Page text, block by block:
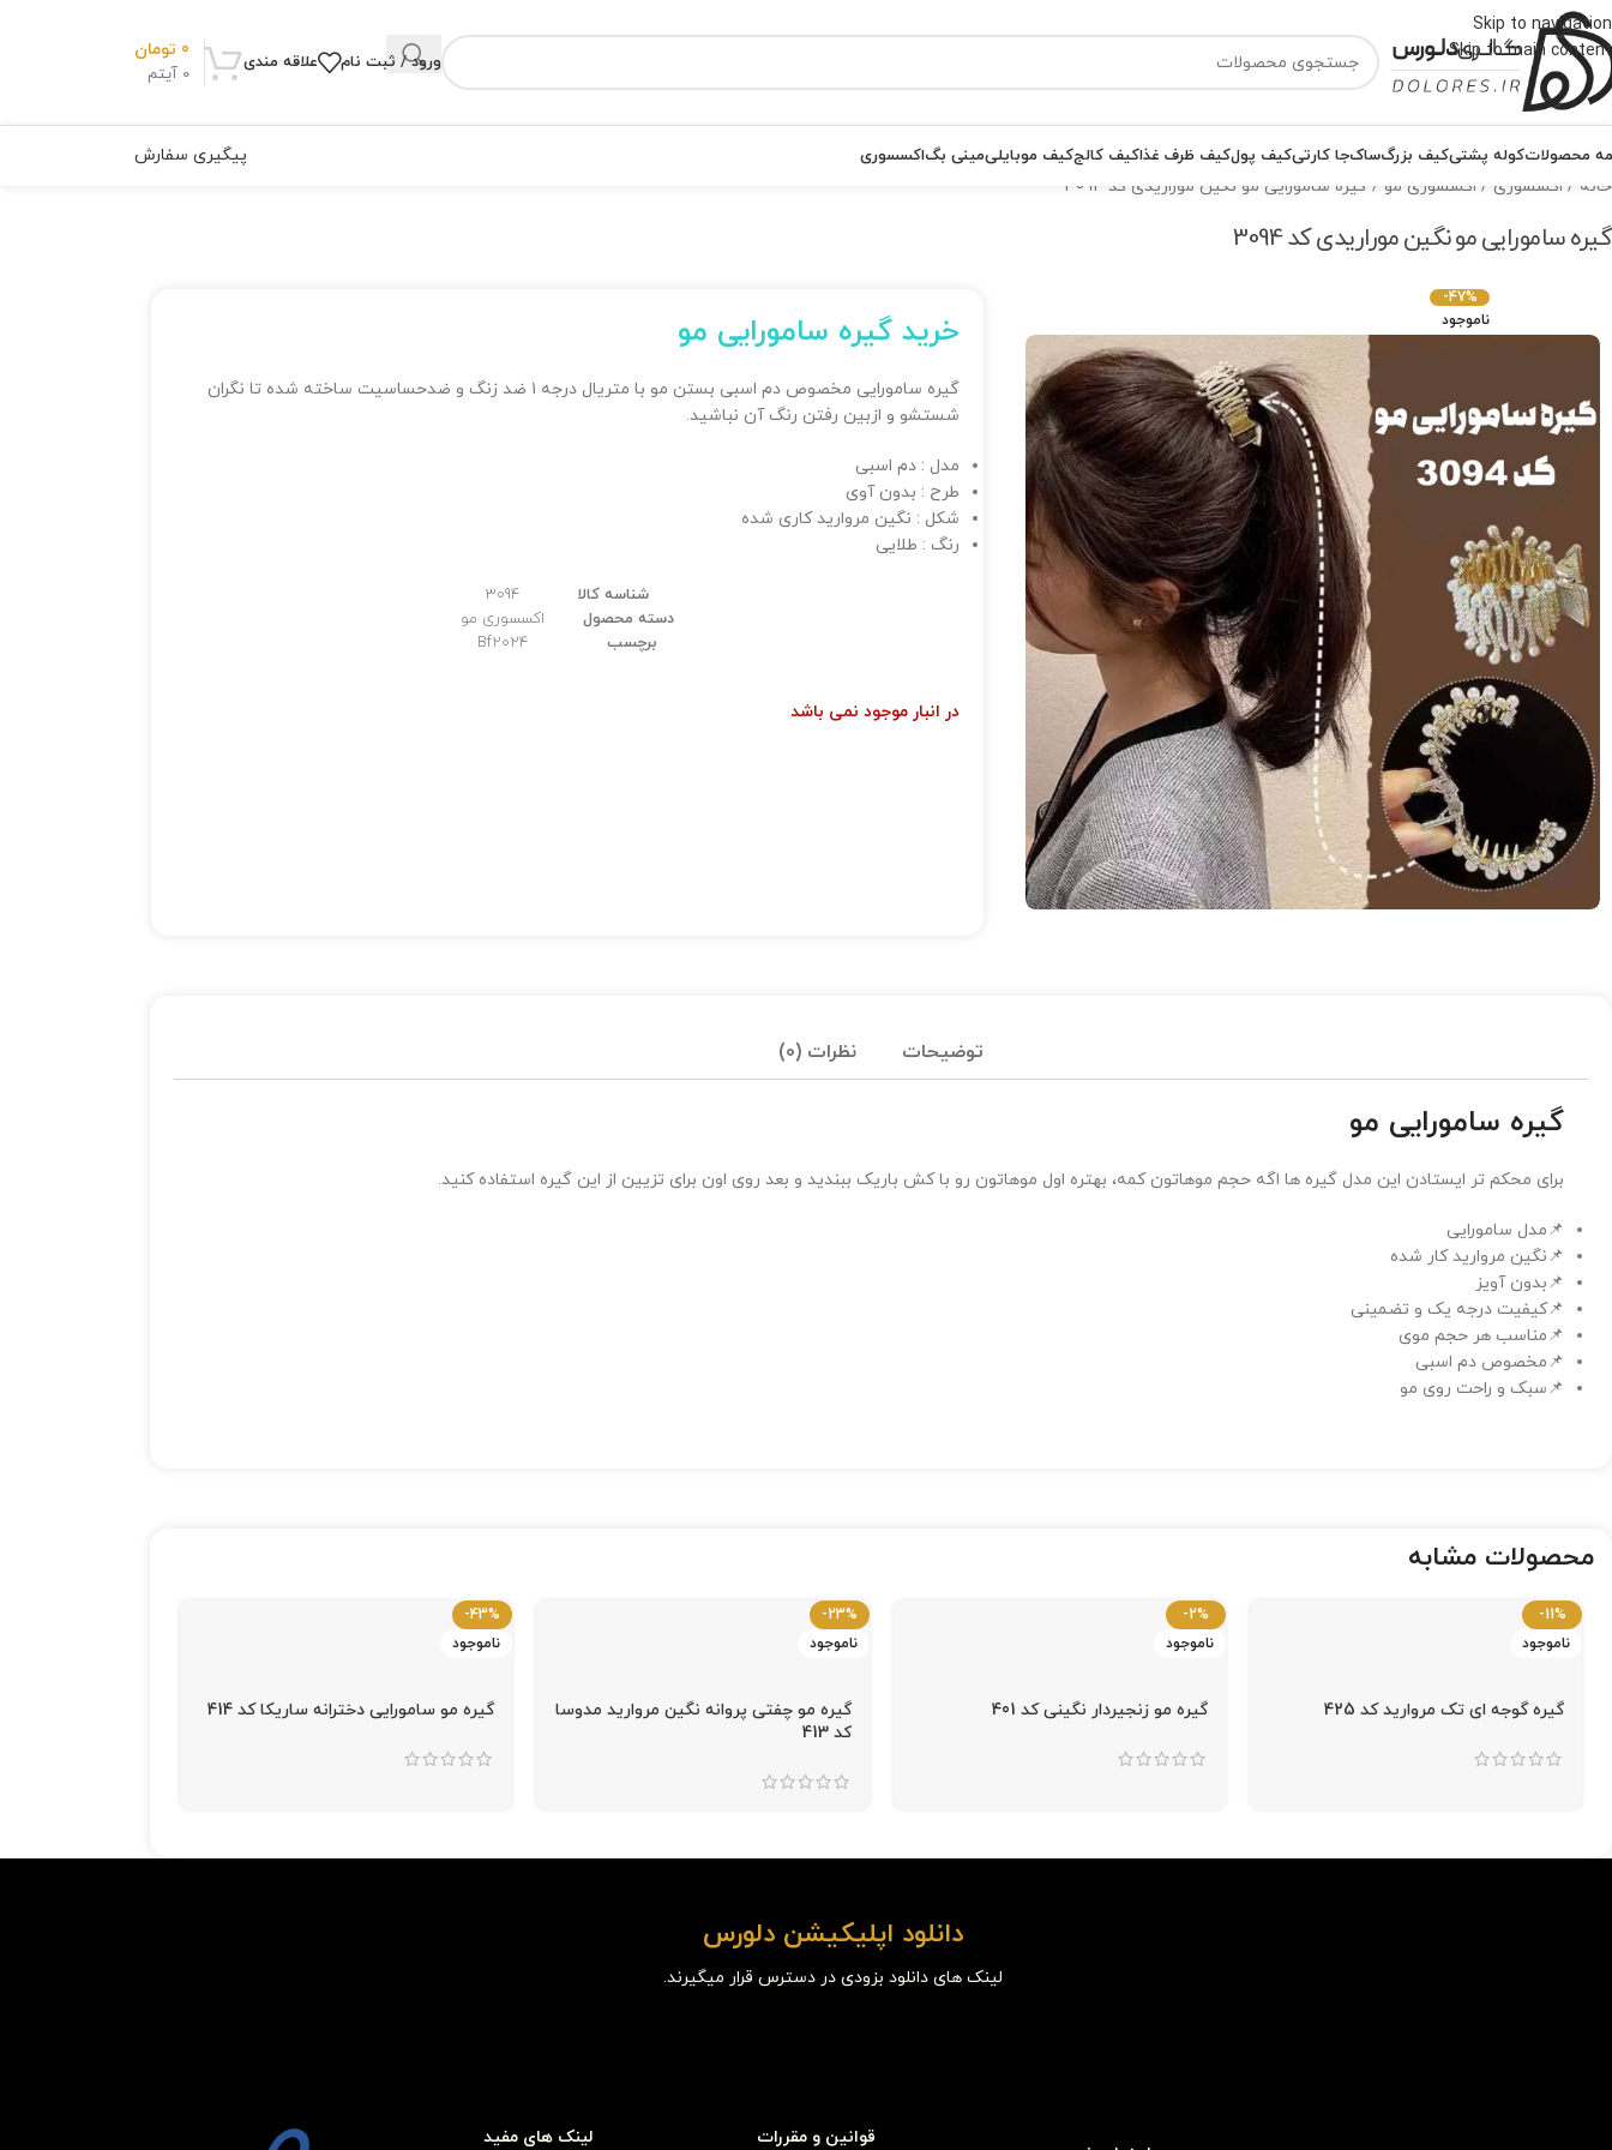
Skip to navigation
Skip to main content
ورود / ثبت نام علاقه مندی
0 آیتم
0 تومان
محصولاتکوله پشتیکیف بزرگساکجا کارتیکیف پولکیف ظرف غذاکیف کالجکیف موبایلیمینی بگاکسسوری
پیگیری سفارش
خانه
اکسسوری اکسسوری مو گیره سامورایی مو نگین موراریدی کد 3094
گیره سامورایی مو نگین موراریدی کد 3094
-47%
ناموجود
خرید گیره سامورایی مو
گیره سامورایی مخصوص دم اسبی بستن مو با متریال درجه ۱ ضد زنگ و ضدحساسیت ساخته شده تا نگران
شستشو و ازبین رفتن رنگ آن نباشید.
مدل : دم اسبی
طرح : بدون آوی
شکل : نگین مروارید کاری شده
رنگ : طلایی
شناسه کالا
3094
دسته محصول
اکسسوری مو
برچسب
Bf2024
در انبار موجود نمی باشد
توضیحات نظرات (0)
گیره سامورایی مو
برای محکم تر ایستادن این مدل گیره ها اگه حجم موهاتون کمه، بهتره اول موهاتون رو با کش باریک ببندید و بعد روی اون برای تزیین از این گیره استفاده کنید.
📌مدل سامورایی
📌نگین مروارید کار شده
📌بدون آویز
📌کیفیت درجه یک و تضمینی
📌مناسب هر حجم موی
📌مخصوص دم اسبی
📌سبک و راحت روی مو
محصولات مشابه
-11%
ناموجود
گیره گوجه ای تک مروارید کد 425
-2%
ناموجود
گیره مو زنجیردار نگینی کد 401
-23%
ناموجود
گیره مو چفتی پروانه نگین مروارید مدوسا
کد 413
-43%
ناموجود
گیره مو سامورایی دخترانه ساریکا کد 414
دانلود اپلیکیشن دلورس
لینک های دانلود بزودی در دسترس قرار میگیرند.
قوانین و مقررات لینک های مفید